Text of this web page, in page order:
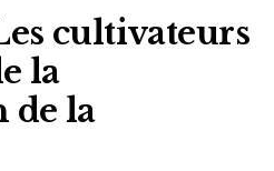
cultivateurs
la
de la